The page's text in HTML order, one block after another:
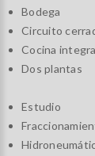
Bodega
Circuito
Cocina
Dos plantas
Estudio